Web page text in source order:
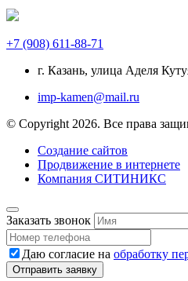
+7 (908) 611-88-71
г. Казань, улица Аделя
imp-kamen@mail.ru
© Copyright 2026. Все права
Создание сайтов
Продвижение в интернете
Компания СИТИНИКС
Заказать звонок
Даю согласие на обработку